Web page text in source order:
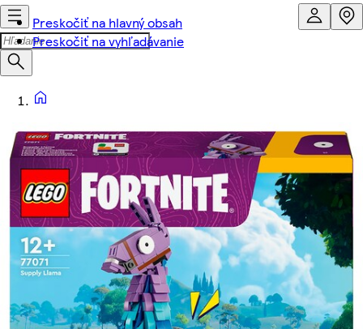
Preskočiť na hlavný obsah
Preskočiť na vyhľadávanie